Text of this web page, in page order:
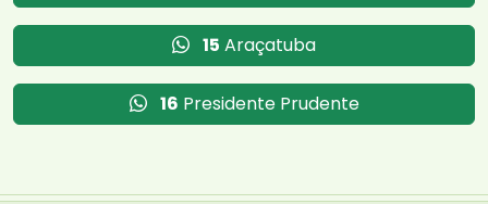
15 Araçatuba
16 Presidente Prudente